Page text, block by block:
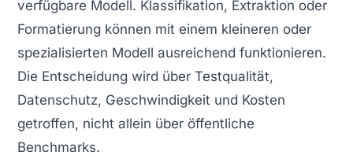
verfügbare Modell. Klassifikation, Extraktion oder
Formatierung können mit einem kleineren oder
spezialisierten Modell ausreichend funktionieren.
Die Entscheidung wird über Testqualität,
Datenschutz, Geschwindigkeit und Kosten
getroffen, nicht allein über öffentliche
Benchmarks.